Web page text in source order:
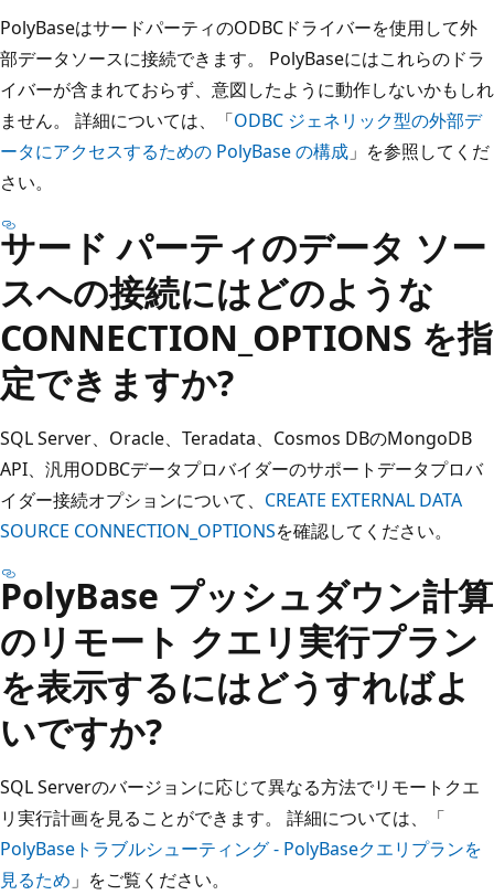
PolyBaseはサードパーティのODBCドライバーを使用して外
部データソースに接続できます。 PolyBaseにはこれらのドラ
イバーが含まれておらず、意図したように動作しないかもしれ
ません。 詳細については、「ODBC ジェネリック型の外部デ
ータにアクセスするための PolyBase の構成 」を参照してくだ
さい。
サード パーティのデータ ソー
スへの接続にはどのような
CONNECTION_OPTIONS を指
定できますか?
SQL Server、Oracle、Teradata、Cosmos DBのMongoDB
API、汎用ODBCデータプロバイダーのサポートデータプロバ
イダー接続オプションについて、 CREATE EXTERNAL DATA
SOURCE CONNECTION_OPTIONSを確認してください。
PolyBase プッシュダウン計算
のリモート クエリ実行プラン
を表示するにはどうすればよ
いですか?
SQL Serverのバージョンに応じて異なる方法でリモートクエ
リ実行計画を見ることができます。 詳細については、「
PolyBaseトラブルシューティング - PolyBaseクエリプランを
見るため 」をご覧ください。